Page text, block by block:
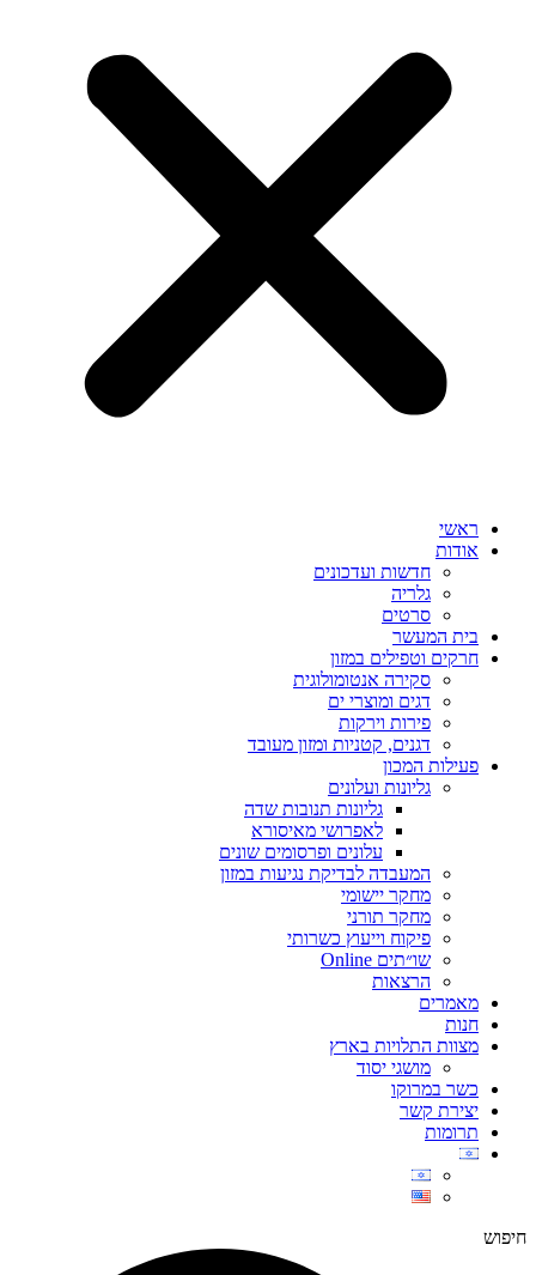
ראשי
אודות
חדשות ועדכונים
גלריה
סרטים
בית המעשר
חרקים וטפילים במזון
סקירה אנטומולוגית
דגים ומוצרי ים
פירות וירקות
דגנים, קטניות ומזון מעובד
פעילות המכון
גליונות ועלונים
גליונות תנובות שדה
לאפרושי מאיסורא
עלונים ופרסומים שונים
המעבדה לבדיקת נגיעות במזון
מחקר יישומי
מחקר תורני
פיקוח וייעוץ כשרותי
שו״תים Online
הרצאות
מאמרים
חנות
מצוות התלויות בארץ
מושגי יסוד
כשר במרוקו
יצירת קשר
תרומות
חיפוש